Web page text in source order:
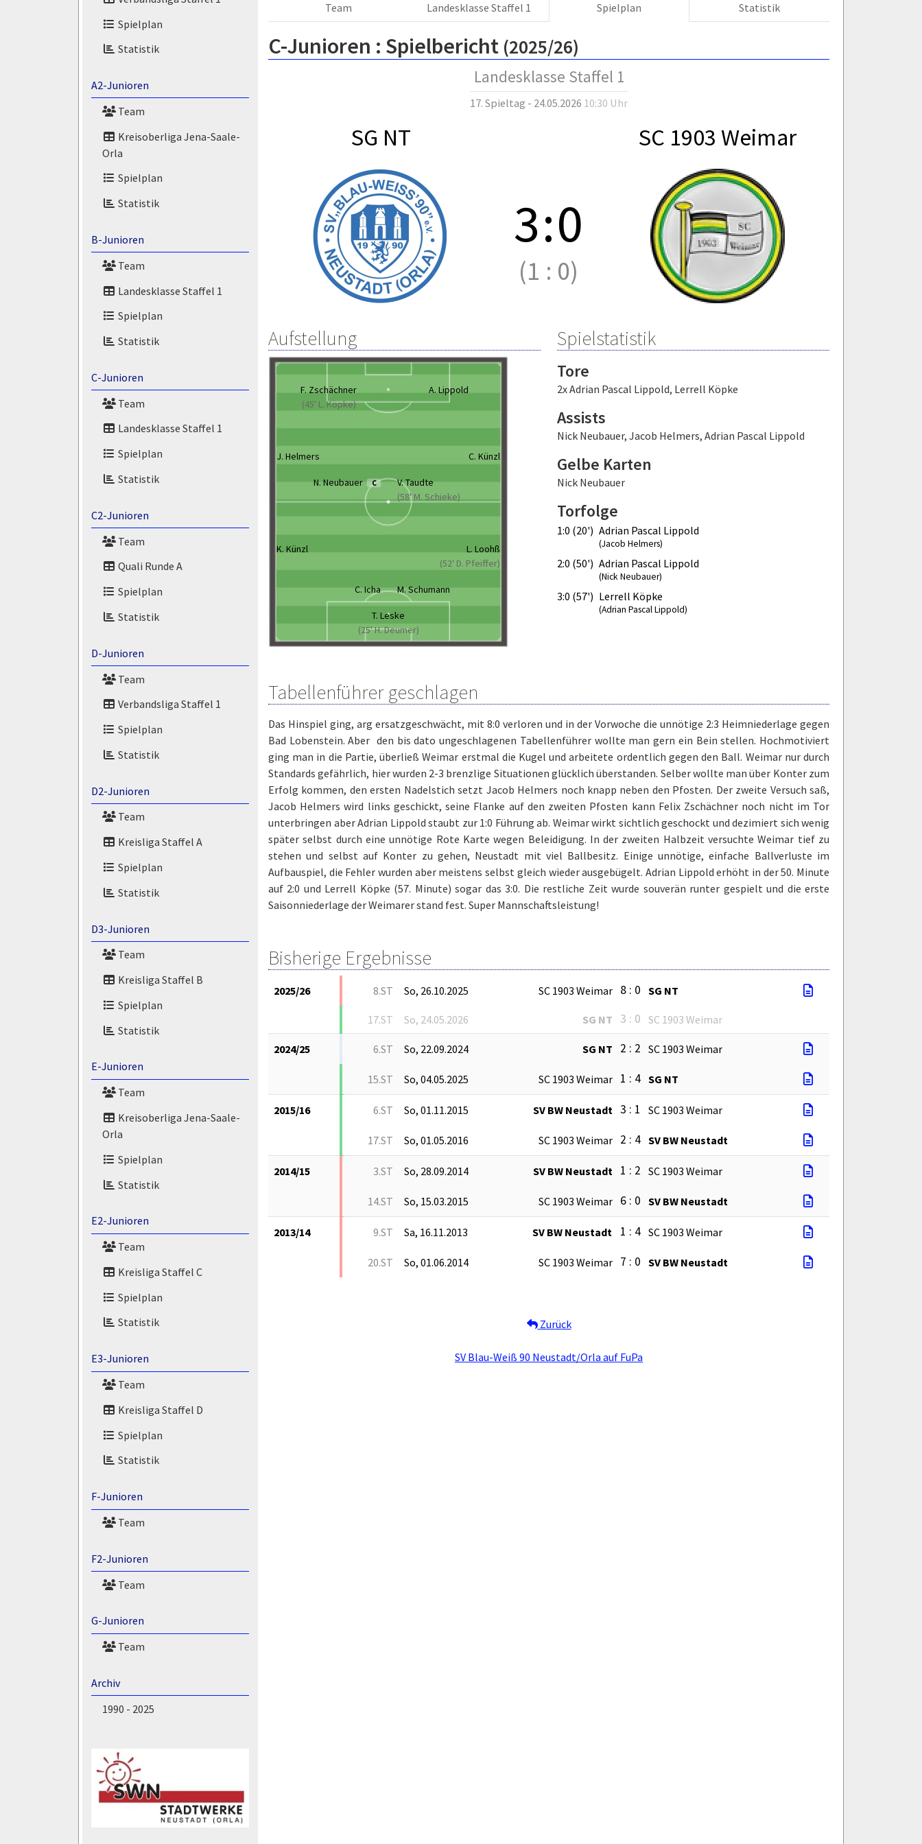
Spielplan
Statistik
A2-Junioren
Team
Kreisoberliga Jena-Saale-
Orla
Spielplan
Statistik
B-Junioren
Team
Landesklasse Staffel 1
Spielplan
Statistik
C-Junioren
Team
Landesklasse Staffel 1
Spielplan
Statistik
C2-Junioren
Team
Quali Runde A
Spielplan
Statistik
D-Junioren
Team
Verbandsliga Staffel 1
Spielplan
Statistik
D2-Junioren
Team
Kreisliga Staffel A
Spielplan
Statistik
D3-Junioren
Team
Kreisliga Staffel B
Spielplan
Statistik
E-Junioren
Team
Kreisoberliga Jena-Saale-
Orla
Spielplan
Statistik
E2-Junioren
Team
Kreisliga Staffel C
Spielplan
Statistik
E3-Junioren
Team
Kreisliga Staffel D
Spielplan
Statistik
F-Junioren
Team
F2-Junioren
Team
G-Junioren
Team
Archiv
1990 - 2025
Team Landesklasse Staffel 1 Spielplan Statistik
C-Junioren : Spielbericht (2025/26)
Landesklasse Staffel 1
17. Spieltag - 24.05.2026 10:30 Uhr
SG NT SC 1903 Weimar
3:0
(1 : 0)
Aufstellung
F. Zschächner
(45' L. Köpke)
A. Lippold
J. Helmers C. Künzl
N. Neubauer C
V. Taudte
(58' M. Schieke)
K. Künzl
L. Loohß
(52' D. Pfeiffer)
C. Icha M. Schumann
T. Leske
(25' H. Deumer)
Spielstatistik
Tore
2x Adrian Pascal Lippold, Lerrell Köpke
Assists
Nick Neubauer, Jacob Helmers, Adrian Pascal Lippold
Gelbe Karten
Nick Neubauer
Torfolge
1:0 (20') Adrian Pascal Lippold
(Jacob Helmers)
2:0 (50') Adrian Pascal Lippold
(Nick Neubauer)
3:0 (57') Lerrell Köpke
(Adrian Pascal Lippold)
Tabellenführer geschlagen
Das Hinspiel ging, arg ersatzgeschwächt, mit 8:0 verloren und in der Vorwoche die unnötige 2:3 Heimniederlage gegen
Bad Lobenstein. Aber den bis dato ungeschlagenen Tabellenführer wollte man gern ein Bein stellen. Hochmotiviert
ging man in die Partie, überließ Weimar erstmal die Kugel und arbeitete ordentlich gegen den Ball. Weimar nur durch
Standards gefährlich, hier wurden 2-3 brenzlige Situationen glücklich überstanden. Selber wollte man über Konter zum
Erfolg kommen, den ersten Nadelstich setzt Jacob Helmers noch knapp neben den Pfosten. Der zweite Versuch saß,
Jacob Helmers wird links geschickt, seine Flanke auf den zweiten Pfosten kann Felix Zschächner noch nicht im Tor
unterbringen aber Adrian Lippold staubt zur 1:0 Führung ab. Weimar wirkt sichtlich geschockt und dezimiert sich wenig
später selbst durch eine unnötige Rote Karte wegen Beleidigung. In der zweiten Halbzeit versuchte Weimar tief zu
stehen und selbst auf Konter zu gehen, Neustadt mit viel Ballbesitz. Einige unnötige, einfache Ballverluste im
Aufbauspiel, die Fehler wurden aber meistens selbst gleich wieder ausgebügelt. Adrian Lippold erhöht in der 50. Minute
auf 2:0 und Lerrell Köpke (57. Minute) sogar das 3:0. Die restliche Zeit wurde souverän runter gespielt und die erste
Saisonniederlage der Weimarer stand fest. Super Mannschaftsleistung!
Bisherige Ergebnisse
2025/26 8.ST So, 26.10.2025 SC 1903 Weimar 8 : 0 SG NT
17.ST So, 24.05.2026 SG NT 3 : 0 SC 1903 Weimar
2024/25 6.ST So, 22.09.2024 SG NT 2 : 2 SC 1903 Weimar
15.ST So, 04.05.2025 SC 1903 Weimar 1 : 4 SG NT
2015/16 6.ST So, 01.11.2015 SV BW Neustadt 3 : 1 SC 1903 Weimar
17.ST So, 01.05.2016 SC 1903 Weimar 2 : 4 SV BW Neustadt
2014/15 3.ST So, 28.09.2014 SV BW Neustadt 1 : 2 SC 1903 Weimar
14.ST So, 15.03.2015 SC 1903 Weimar 6 : 0 SV BW Neustadt
2013/14 9.ST Sa, 16.11.2013 SV BW Neustadt 1 : 4 SC 1903 Weimar
20.ST So, 01.06.2014 SC 1903 Weimar 7 : 0 SV BW Neustadt
Zurück
SV Blau-Weiß 90 Neustadt/Orla auf FuPa